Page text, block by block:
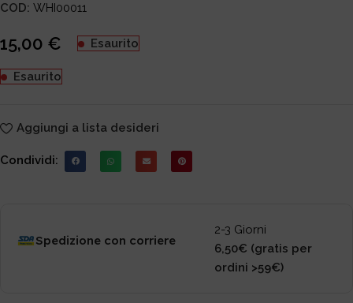
COD: WHI00011
15,00 € Esaurito
Esaurito
Aggiungi a lista desideri
Condividi:
Spedizione con corriere
2-3 Giorni
6,50€ (gratis per
ordini >59€)